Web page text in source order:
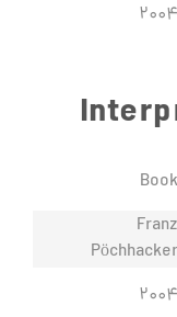
2004
Book
Franz
Pöchhacker
2004